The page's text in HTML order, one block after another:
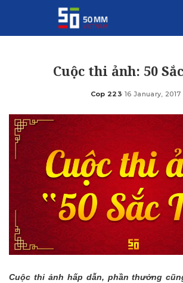
Cuộc thi ảnh: 50
Posted
Cop 223 16 January, 2017
Cuộc thi ảnh hấp dẫn, phần thưởng